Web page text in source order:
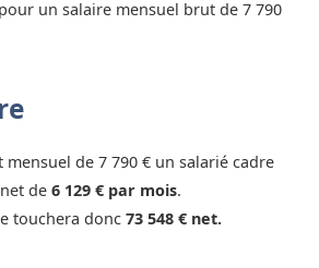
un salaire mensuel brut de 7 790
de 7 790 € un salarié cadre
de 6 129 € par mois.
touchera donc 73 548 € net.